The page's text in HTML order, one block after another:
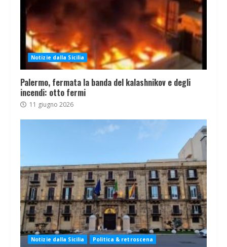
Notizie dalla Sicilia
Palermo, fermata la banda del kalashnikov e degli
incendi: otto fermi
11 giugno 2026
Notizie dalla Sicilia Politica & retroscena